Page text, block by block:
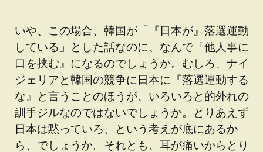
いや、この場合、韓国が「『日本が』落選運動
している」とした話なのに、なんで『他人事に
口を挟む』になるのでしょうか。むしろ、ナイ
ジェリアと韓国の競争に日本に『落選運動する
な』と言うことのほうが、いろいろと的外れの
訓手ジルなのではないでしょうか。とりあえず
日本は黙っていろ、という考えが底にあるか
ら、でしょうか。それとも、耳が痛いからとり